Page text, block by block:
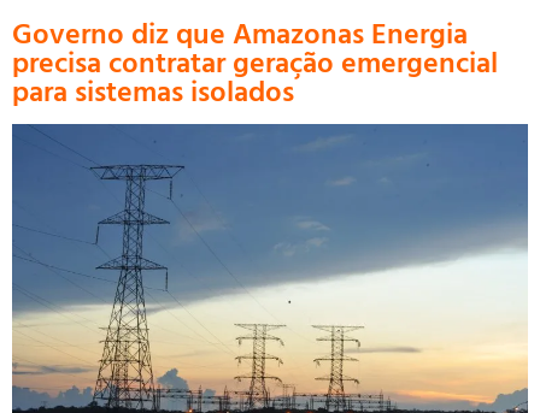
Governo diz que Amazonas Energia
precisa contratar geração emergencial
para sistemas isolados